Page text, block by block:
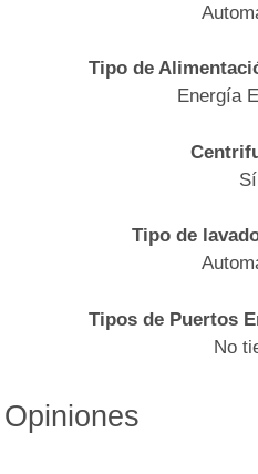
Tipo de
Energía
Sí
Tipo de
Tipos de Puertos
No
Opiniones